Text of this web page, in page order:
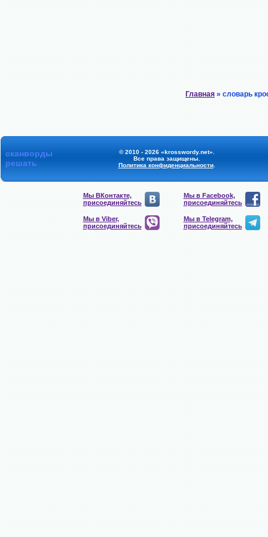
Главная » словарь
сканворды
решать
© 2010 - 2026 «krosswordy.net».
Все права защищены.
Политика конфиденциальности.
Мы ВКонтакте,
присоединяйтесь
Мы в Facebook,
присоединяйтесь
Мы в Viber,
присоединяйтесь
Мы в Telegram,
присоединяйтесь